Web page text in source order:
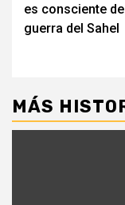
es consciente
guerra del Sahel
MÁS